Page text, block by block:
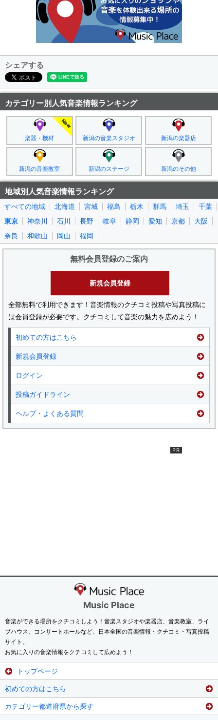
シェアする
カテゴリー別人気音楽情報ランキング
楽器・機材 新潟の音楽スタジオ 新潟の楽器店
新潟の音楽教室 新潟のステージ 新潟のその他
地域別人気音楽情報ランキング
すべての地域 北海道 宮城 福島 栃木 群馬 埼玉
千葉
東京
神奈川 石川 長野 岐阜 静岡 愛知 京都
大阪
奈良
和歌山 岡山 福岡
無料会員登録のご案内
新規会員登録
全部無料で利用できます！音楽情報のクチコミ投稿や写真投稿に
は会員登録が必要です。クチコミして音楽の魅力を広めよう！
初めての方はこちら
新規会員登録
ログイン
投稿ガイドライン
ヘルプ・よくある質問
Music Place
音楽ができる場所をクチコミしよう！音楽スタジオや楽器店、音楽教室、ライ
ブハウス、コンサートホールなど、日本全国の音楽情報・クチコミ・写真投稿
サイト。
お気に入りの音楽情報をクチコミして広めよう！
トップページ
初めての方はこちら
カテゴリー都道府県から探す